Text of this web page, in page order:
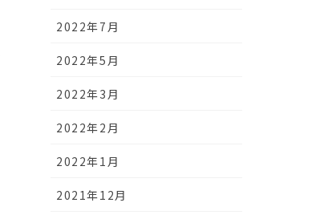
2022年7月
2022年5月
2022年3月
2022年2月
2022年1月
2021年12月